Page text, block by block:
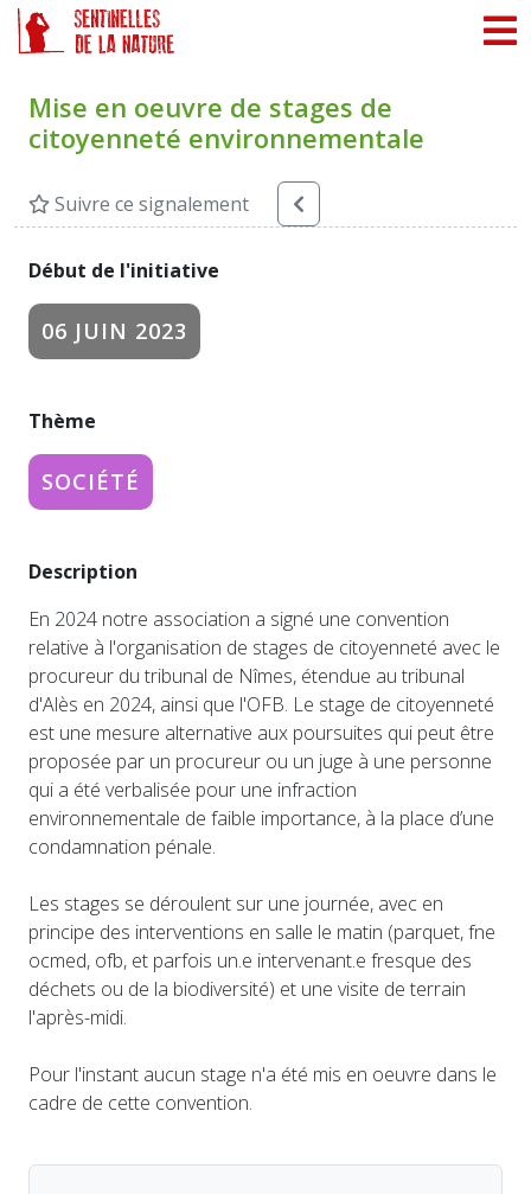
Mise en oeuvre de stages de
citoyenneté environnementale
Suivre ce signalement
Début de l'initiative
06 JUIN 2023
Thème
SOCIÉTÉ
Description
En 2024 notre association a signé une convention
relative à l'organisation de stages de citoyenneté avec le
procureur du tribunal de Nîmes, étendue au tribunal
d'Alès en 2024, ainsi que l'OFB. Le stage de citoyenneté
est une mesure alternative aux poursuites qui peut être
proposée par un procureur ou un juge à une personne
qui a été verbalisée pour une infraction
environnementale de faible importance, à la place d’une
condamnation pénale.
Les stages se déroulent sur une journée, avec en
principe des interventions en salle le matin (parquet, fne
ocmed, ofb, et parfois un.e intervenant.e fresque des
déchets ou de la biodiversité) et une visite de terrain
l'après-midi.
Pour l'instant aucun stage n'a été mis en oeuvre dans le
cadre de cette convention.
Panneau de gestion des cookies